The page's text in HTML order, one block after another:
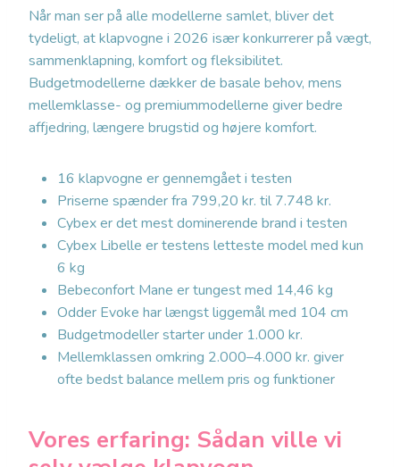
Når man ser på alle modellerne samlet, bliver det
tydeligt, at klapvogne i 2026 især konkurrerer på vægt,
sammenklapning, komfort og fleksibilitet.
Budgetmodellerne dækker de basale behov, mens
mellemklasse- og premiummodellerne giver bedre
affjedring, længere brugstid og højere komfort.
16 klapvogne er gennemgået i testen
Priserne spænder fra 799,20 kr. til 7.748 kr.
Cybex er det mest dominerende brand i testen
Cybex Libelle er testens letteste model med kun
6 kg
Bebeconfort Mane er tungest med 14,46 kg
Odder Evoke har længst liggemål med 104 cm
Budgetmodeller starter under 1.000 kr.
Mellemklassen omkring 2.000–4.000 kr. giver
ofte bedst balance mellem pris og funktioner
Vores erfaring: Sådan ville vi